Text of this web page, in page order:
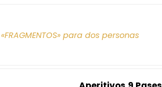
para dos personas